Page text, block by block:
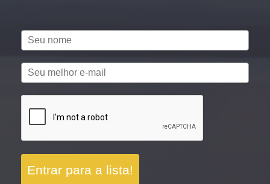
Entrar para a lista!